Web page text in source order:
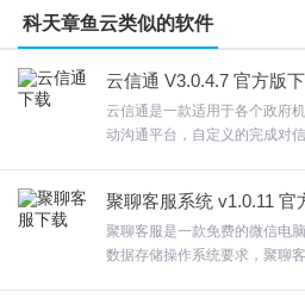
3.日程通知实时发送
4.远程同屏，终结多方电话会议糟糕体
注：本款软件的安装非常的简单，基
下。
1、从本站下载解压后找到对应的
科天章鱼云类似的软件
云信通 V3.0.4.7 官方版
云信通是一款适用于各个政府
动沟通平台，自定义的完成对
接状态查看云信通单位云通信
下载体验。
聚聊客服系统 v1.0.11 官
聚聊客服是一款免费的微信电
数据存储操作系统要求，聚聊